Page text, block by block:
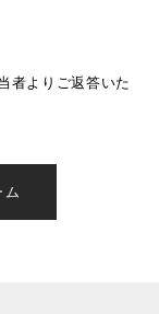
者よりご返答いた